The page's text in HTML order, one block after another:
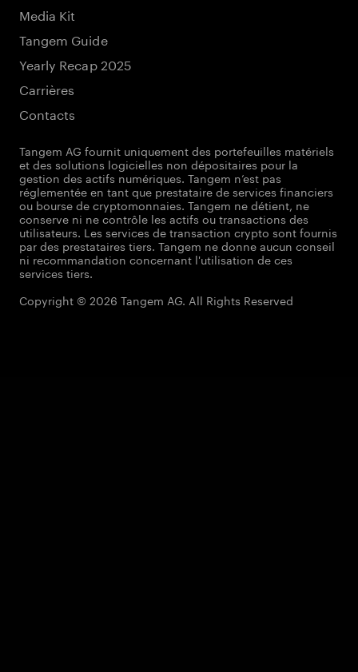
Media Kit
Tangem Guide
Yearly Recap 2025
Carrières
Contacts
Tangem AG fournit uniquement des portefeuilles matériels
et des solutions logicielles non dépositaires pour la
gestion des actifs numériques. Tangem n’est pas
réglementée en tant que prestataire de services financiers
ou bourse de cryptomonnaies. Tangem ne détient, ne
conserve ni ne contrôle les actifs ou transactions des
utilisateurs. Les services de transaction crypto sont fournis
par des prestataires tiers. Tangem ne donne aucun conseil
ni recommandation concernant l'utilisation de ces
services tiers.